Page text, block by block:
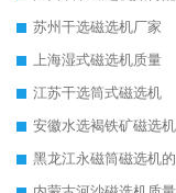
苏州干选磁选机厂家
上海湿式磁选机质量
江苏干选筒式磁选机
安徽水选褐铁矿磁选机